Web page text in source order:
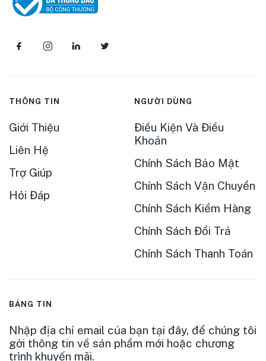
THÔNG TIN
Giới Thiệu
Liên Hệ
Trợ Giúp
Hỏi Đáp
NGƯỜI DÙNG
Điều Kiện Và Điều
Khoản
Chính Sách Bảo Mật
Chính Sách Vận Chuyển
Chính Sách Kiểm Hàng
Chính Sách Đổi Trả
Chính Sách Thanh Toán
BẢNG TIN
Nhập địa chỉ email của bạn tại đây, để chúng tôi
gởi thông tin về sản phẩm mới hoặc chương
trình khuyến mãi.